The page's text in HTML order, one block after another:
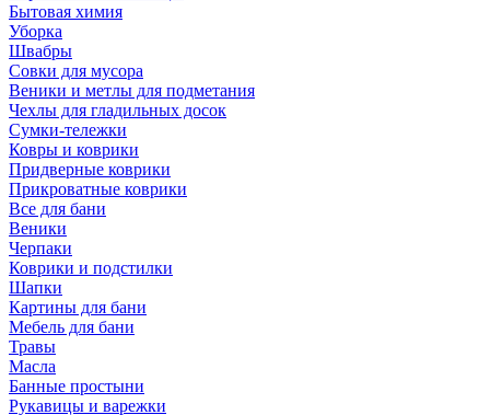
Бытовая химия
Уборка
Швабры
Совки для мусора
Веники и метлы для подметания
Чехлы для гладильных досок
Сумки-тележки
Ковры и коврики
Придверные коврики
Прикроватные коврики
Все для бани
Веники
Черпаки
Коврики и подстилки
Шапки
Картины для бани
Мебель для бани
Травы
Масла
Банные простыни
Рукавицы и варежки